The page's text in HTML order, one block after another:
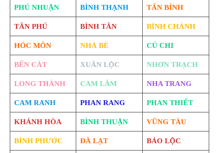
PHÚ NHUẬN BÌNH THẠNH TÂN BÌNH
TÂN PHÚ BÌNH TÂN BÌNH CHÁNH
HÓC MÔN NHÀ BÈ CỦ CHI
BẾN CÁT XUÂN LỘC NHƠN TRẠCH
LONG THÀNH CAM LÂM NHA TRANG
CAM RANH PHAN RANG PHAN THIẾT
KHÁNH HÒA BÌNH THUẬN VŨNG TÀU
BÌNH PHƯỚC ĐÀ LẠT BẢO LỘC